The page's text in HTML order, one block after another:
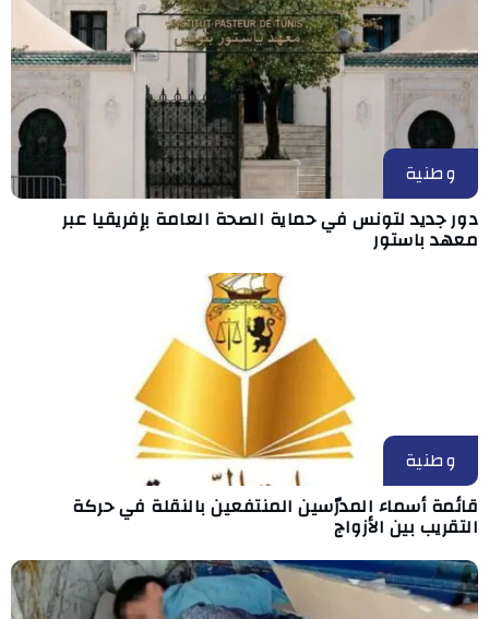
وطنية
دور جديد لتونس في حماية الصحة العامة بإفريقيا عبر
معهد باستور
وطنية
قائمة أسماء المدرّسين المنتفعين بالنقلة في حركة
التقريب بين الأزواج